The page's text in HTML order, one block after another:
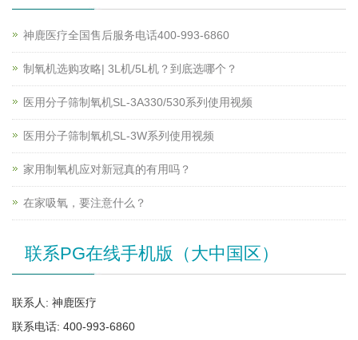
神鹿医疗全国售后服务电话400-993-6860
制氧机选购攻略| 3L机/5L机？到底选哪个？
医用分子筛制氧机SL-3A330/530系列使用视频
医用分子筛制氧机SL-3W系列使用视频
家用制氧机应对新冠真的有用吗？
在家吸氧，要注意什么？
联系PG在线手机版（大中国区）
联系人: 神鹿医疗
联系电话: 400-993-6860